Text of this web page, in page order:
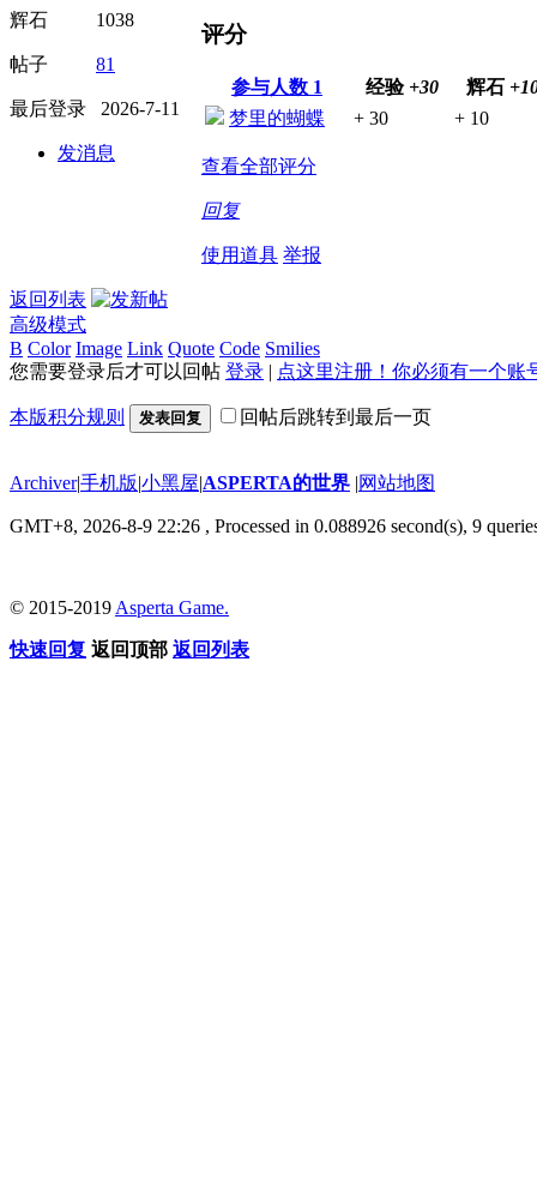
辉石 1038
帖子 81
最后登录 2026-7-11
发消息
评分
参与人数 1 经验 +30 辉石
梦里的蝴蝶
+ 30 + 10
查看全部评分
回复
使用道具 举报
返回列表
高级模式
B Color Image Link Quote Code Smilies
您需要登录后才可以回帖 登录 | 点这里注册！你必须有一个账
本版积分规则 发表回复 回帖后跳转到最后一页
Archiver|手机版|小黑屋|ASPERTA的世界 |网站地图
GMT+8, 2026-8-9 22:26 , Processed in 0.088926 second(s), 9
© 2015-2019 Asperta Game.
快速回复 返回顶部 返回列表